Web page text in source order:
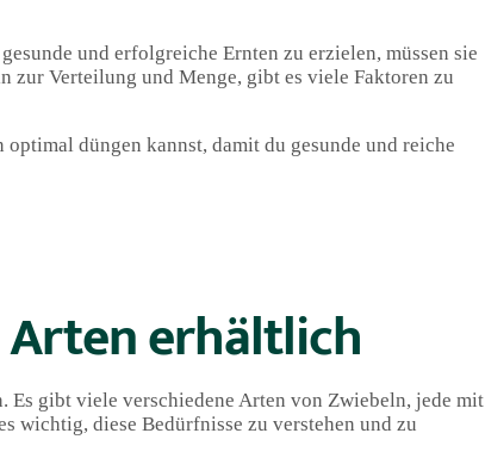
und erfolgreiche Ernten zu erzielen, müssen sie
zur Verteilung und Menge, gibt es viele Faktoren zu
düngen kannst, damit du gesunde und reiche
erhältlich
Es gibt viele verschiedene Arten von Zwiebeln, jede mit
wichtig, diese Bedürfnisse zu verstehen und zu